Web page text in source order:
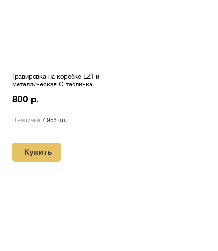
Гравировка на коробке LZ1 и
металлическая G табличка
800 р.
В наличии:7 956 шт.
Купить